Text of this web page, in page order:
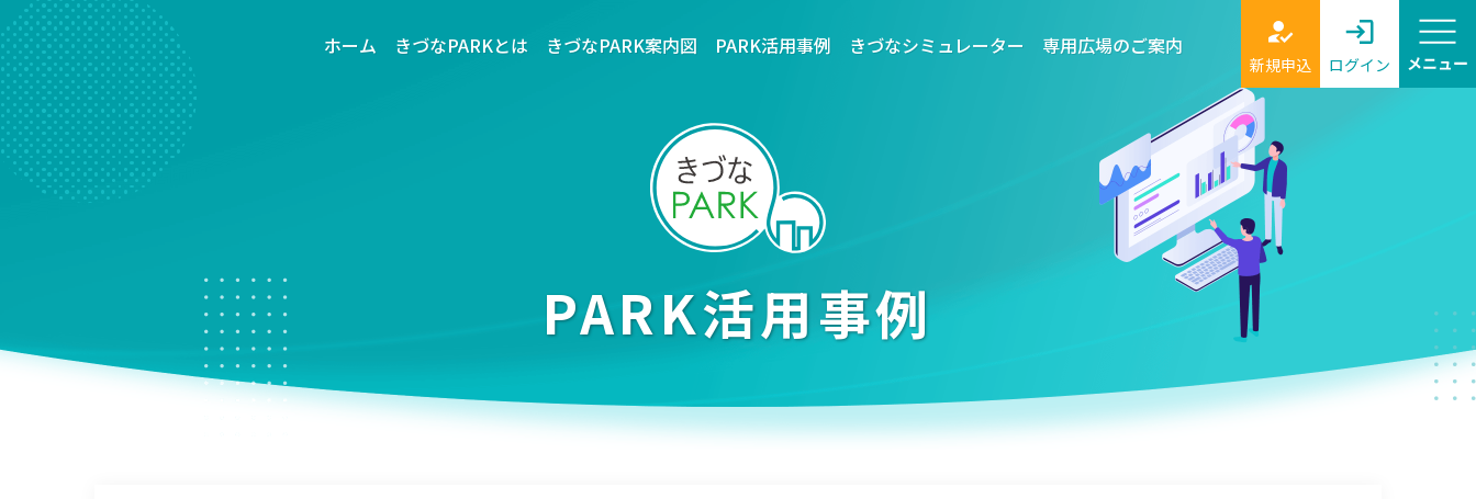
ホーム きづなPARKとは きづなPARK案内図 PARK活用事例 きづなシミュレーター 専用広場のご案内
新規申込 ログイン
PARK活用事例